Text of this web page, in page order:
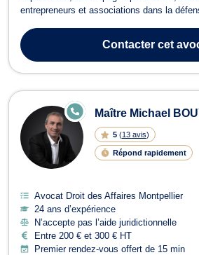
entrepreneurs et associations dans la
d'expérience, elle intervient principalement
commercial, d...
Contactercet
Maître Michael
5 (13 avis)
Répond rapidement
E
N
E
Avocat Droit des Affaires Montpellier
24 ans d’expérience
N’accepte pas l’aide juridictionnelle
Entre 200 € et 300 € HT
Premier rendez-vous offert de 15 min